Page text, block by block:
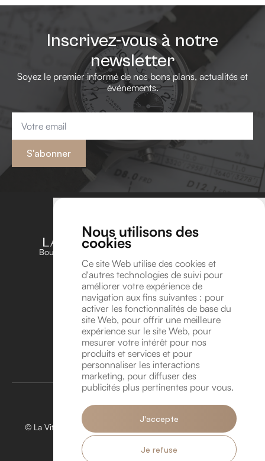
Nous utilisons des
cookies
Ce site Web utilise des cookies et
d'autres technologies de suivi pour
améliorer votre expérience de
navigation aux fins suivantes : pour
activer les fonctionnalités de base du
site Web, pour offrir une meilleure
expérience sur le site Web, pour
mesurer votre intérêt pour nos
produits et services et pour
personnaliser les interactions
marketing, pour diffuser des
publicités plus pertinentes pour vous.
J'accepte
Je refuse
Inscrivez-vous à notre
newsletter
Soyez le premier informé de nos bons plans, actualités et
événements.
S'abonner
Boutique unique dédiée aux amateurs et passionnés
d’horlogerie en Belgique
Suivez-nous sur Instagram !
Suivez-nous sur YouTube !
Coordonnées
Avenue Léonard de Vinci 8A, 1300 Wavre
info@lavitrinehorlogere.be
TVA BE 1016.118.946
Rendez-vous
© La Vitrine Horlogère 2026. Tous droits réservés. Créé par
Politique de confidentialité.